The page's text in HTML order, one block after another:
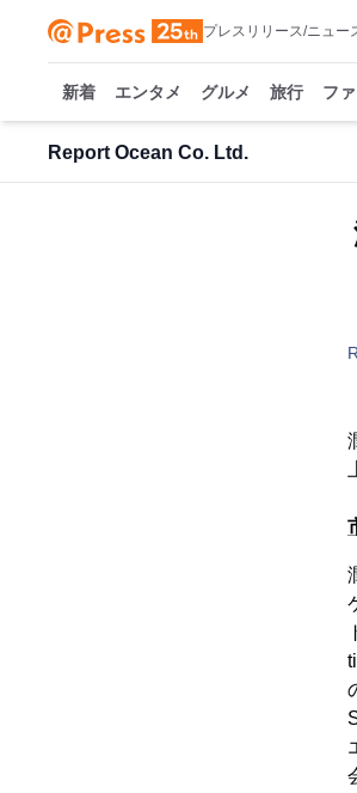
プレスリリース/ニュー
新着 エンタメ グルメ 旅行 フ
Report Ocean Co. Ltd.